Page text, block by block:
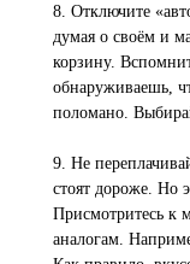
8. Отключите
думая о своём и
корзину.
обнаруживаешь,
поломано.
9. Не
стоят дороже. Но
Присмотритесь к
аналогам.